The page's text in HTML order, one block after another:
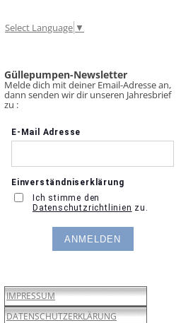
Select Language ▼
Güllepumpen-Newsletter
Melde dich mit deiner Email-Adresse an,
dann senden wir dir unseren Jahresbrief
zu :
IMPRESSUM
DATENSCHUTZERKLÄRUNG